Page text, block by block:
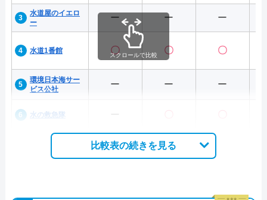
水道屋のイエロ
ー
ー ー ー
水道1番館 〇 〇 〇
環境日本海サー
ビス公社
ー ー ー
水の救急隊
スクロールで比較
比較表の続きを見る